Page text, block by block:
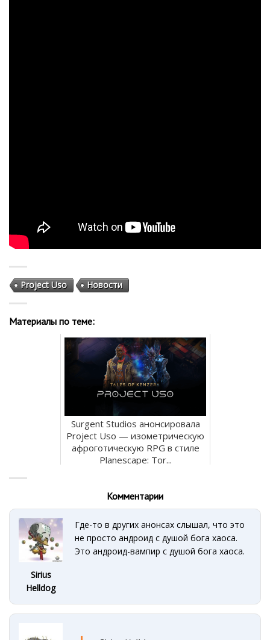
Project Uso Новости
Материалы по теме:
Surgent Studios анонсировала
Project Uso — изометрическую
афроготическую RPG в стиле
Planescape: Tor...
Комментарии
Sirius
Helldog
Где-то в других анонсах слышал, что это
не просто андроид с душой бога хаоса.
Это андроид-вампир с душой бога хаоса.